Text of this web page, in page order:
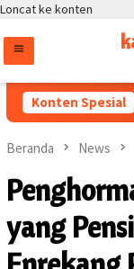
Loncat ke konten
Konten Spesial
Tekankan Fair Play
Beranda News
yang